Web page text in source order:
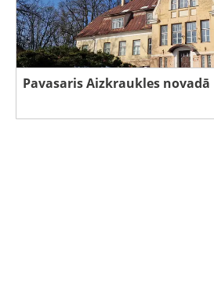
Pavasaris Aizkraukles novadā